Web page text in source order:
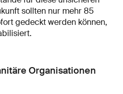
sollten nur mehr 85
gedeckt werden können,
Organisationen